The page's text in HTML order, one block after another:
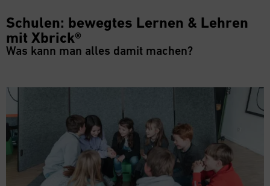
Schulen: bewegtes Lernen & Lehren
mit Xbrick®
Was kann man alles damit machen?